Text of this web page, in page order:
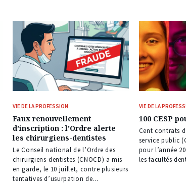
VIE DE LA PROFESSION
Faux renouvellement
d’inscription : l’Ordre alerte
les chirurgiens-dentistes
Le Conseil national de l’Ordre des
chirurgiens-dentistes (CNOCD) a mis
en garde, le 10 juillet, contre plusieurs
tentatives d’usurpation de...
VIE DE LA
100 CESP
Cent contrats
service public
pour l’année
les facultés